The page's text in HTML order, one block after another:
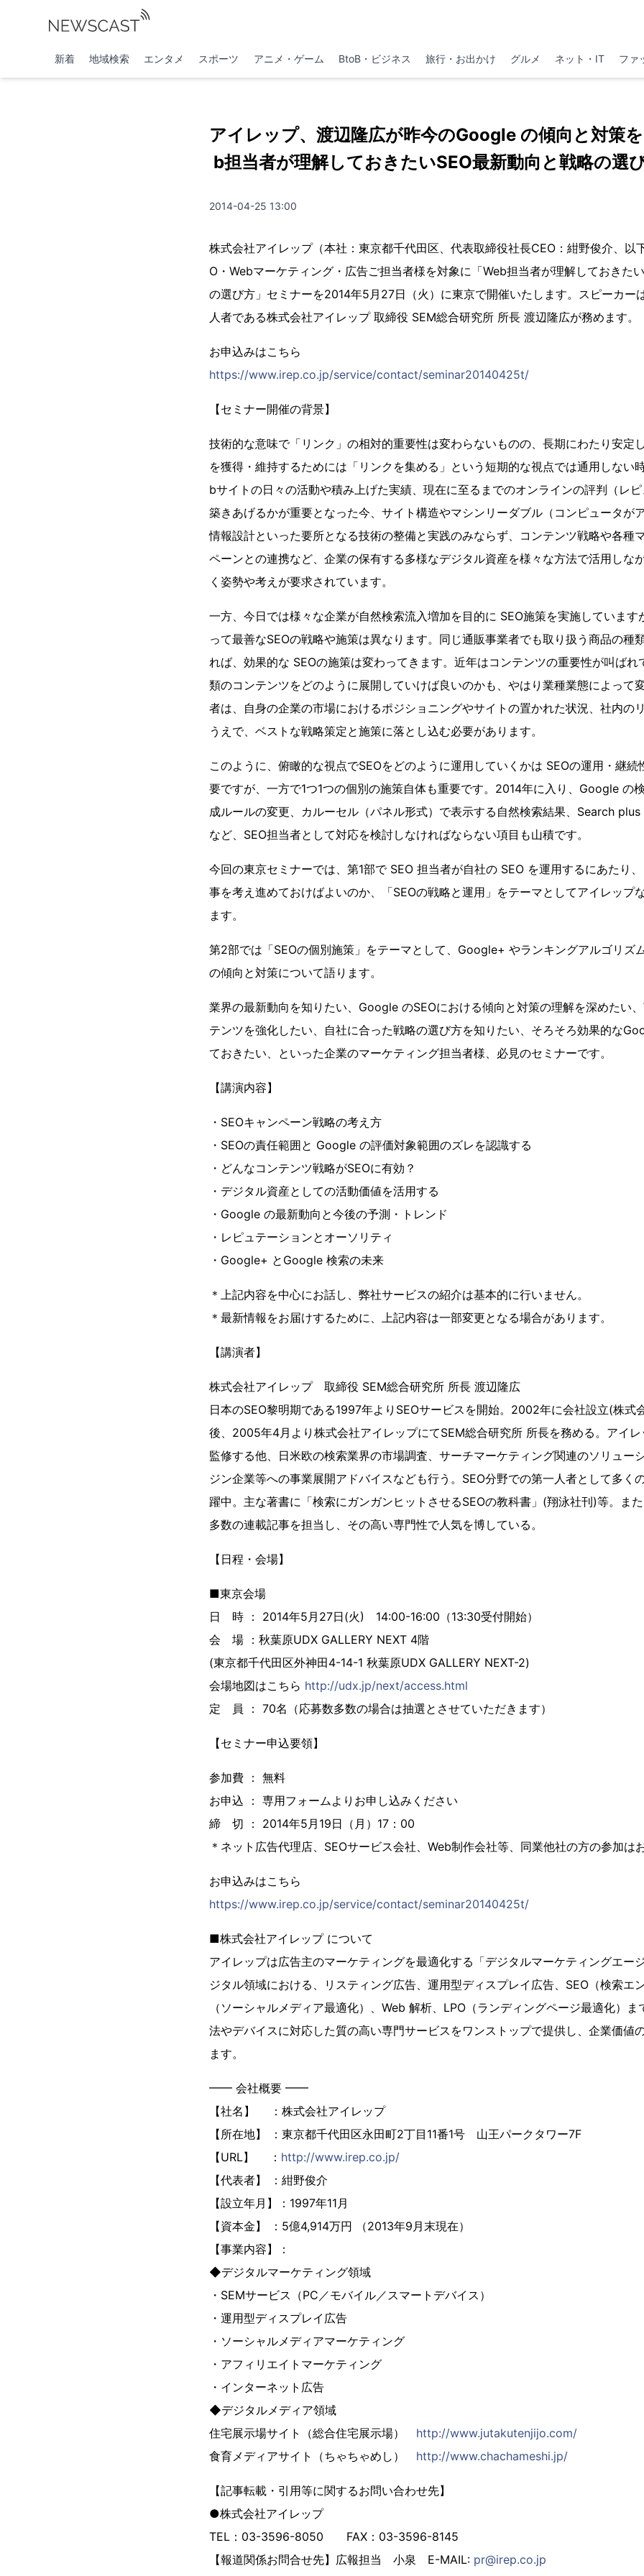
新着 地域検索 エンタメ スポーツ アニメ・ゲーム BtoB・ビジネス 旅行・お出かけ グルメ ネット・IT ファ
アイレップ、渡辺隆広が昨今のGoogle の傾向と対策
b担当者が理解しておきたいSEO最新動向と戦略の選
2014-04-25 13:00
株式会社アイレップ（本社：東京都千代田区、代表取締役社長CEO：紺野俊介、以
O・Webマーケティング・広告ご担当者様を対象に「Web担当者が理解しておきた
の選び方」セミナーを2014年5月27日（火）に東京で開催いたします。スピーカー
人者である株式会社アイレップ 取締役 SEM総合研究所 所長 渡辺隆広が務めます。
お申込みはこちら
https://www.irep.co.jp/service/contact/seminar20140425t/
【セミナー開催の背景】
技術的な意味で「リンク」の相対的重要性は変わらないものの、長期にわたり安定
を獲得・維持するためには「リンクを集める」という短期的な視点では通用しない
bサイトの日々の活動や積み上げた実績、現在に至るまでのオンラインの評判（レ
築きあげるかが重要となった今、サイト構造やマシンリーダブル（コンピュータが
情報設計といった要所となる技術の整備と実践のみならず、コンテンツ戦略や各種
ペーンとの連携など、企業の保有する多様なデジタル資産を様々な方法で活用しな
く姿勢や考えが要求されています。
一方、今日では様々な企業が自然検索流入増加を目的に SEO施策を実施しています
って最善なSEOの戦略や施策は異なります。同じ通販事業者でも取り扱う商品の種
れば、効果的な SEOの施策は変わってきます。近年はコンテンツの重要性が叫ばれ
類のコンテンツをどのように展開していけば良いのかも、やはり業種業態によって
者は、自身の企業の市場におけるポジショニングやサイトの置かれた状況、社内の
うえで、ベストな戦略策定と施策に落とし込む必要があります。
このように、俯瞰的な視点でSEOをどのように運用していくかは SEOの運用・継
要ですが、一方で1つ1つの個別の施策自体も重要です。2014年に入り、Google の
成ルールの変更、カルーセル（パネル形式）で表示する自然検索結果、Search
など、SEO担当者として対応を検討しなければならない項目も山積です。
今回の東京セミナーでは、第1部で SEO 担当者が自社の SEO を運用するにあたり
事を考え進めておけばよいのか、「SEOの戦略と運用」をテーマとしてアイレップ
ます。
第2部では「SEOの個別施策」をテーマとして、Google+ やランキングアルゴリズ
の傾向と対策について語ります。
業界の最新動向を知りたい、Google のSEOにおける傾向と対策の理解を深めたい
テンツを強化したい、自社に合った戦略の選び方を知りたい、そろそろ効果的な
ておきたい、といった企業のマーケティング担当者様、必見のセミナーです。
【講演内容】
・SEOキャンペーン戦略の考え方
・SEOの責任範囲と Google の評価対象範囲のズレを認識する
・どんなコンテンツ戦略がSEOに有効？
・デジタル資産としての活動価値を活用する
・Google の最新動向と今後の予測・トレンド
・レピュテーションとオーソリティ
・Google+ とGoogle 検索の未来
＊上記内容を中心にお話し、弊社サービスの紹介は基本的に行いません。
＊最新情報をお届けするために、上記内容は一部変更となる場合があります。
【講演者】
株式会社アイレップ 取締役 SEM総合研究所 所長 渡辺隆広
日本のSEO黎明期である1997年よりSEOサービスを開始。2002年に会社設立(株式
後、2005年4月より株式会社アイレップにてSEM総合研究所 所長を務める。アイレ
監修する他、日米欧の検索業界の市場調査、サーチマーケティング関連のソリュー
ジン企業等への事業展開アドバイスなども行う。SEO分野での第一人者として多く
躍中。主な著書に「検索にガンガンヒットさせるSEOの教科書」(翔泳社刊)等。ま
多数の連載記事を担当し、その高い専門性で人気を博している。
【日程・会場】
■東京会場
日 時 ： 2014年5月27日(火) 14:00-16:00（13:30受付開始）
会 場 ：秋葉原UDX GALLERY NEXT 4階
(東京都千代田区外神田4-14-1 秋葉原UDX GALLERY NEXT-2)
会場地図はこちら http://udx.jp/next/access.html
定 員 ： 70名（応募数多数の場合は抽選とさせていただきます）
【セミナー申込要領】
参加費 ： 無料
お申込 ： 専用フォームよりお申し込みください
締 切 ： 2014年5月19日（月）17：00
＊ネット広告代理店、SEOサービス会社、Web制作会社等、同業他社の方の参加は
お申込みはこちら
https://www.irep.co.jp/service/contact/seminar20140425t/
■株式会社アイレップ について
アイレップは広告主のマーケティングを最適化する「デジタルマーケティングエー
ジタル領域における、リスティング広告、運用型ディスプレイ広告、SEO（検索エ
（ソーシャルメディア最適化）、Web 解析、LPO（ランディングページ最適化）
法やデバイスに対応した質の高い専門サービスをワンストップで提供し、企業価値
ます。
━━ 会社概要 ━━
【社名】 ：株式会社アイレップ
【所在地】 ：東京都千代田区永田町2丁目11番1号 山王パークタワー7F
【URL】 ： http://www.irep.co.jp/
【代表者】 ：紺野俊介
【設立年月】：1997年11月
【資本金】 ：5億4,914万円 （2013年9月末現在）
【事業内容】：
◆デジタルマーケティング領域
・SEMサービス（PC／モバイル／スマートデバイス）
・運用型ディスプレイ広告
・ソーシャルメディアマーケティング
・アフィリエイトマーケティング
・インターネット広告
◆デジタルメディア領域
住宅展示場サイト（総合住宅展示場） http://www.jutakutenjijo.com/
食育メディアサイト（ちゃちゃめし） http://www.chachameshi.jp/
【記事転載・引用等に関するお問い合わせ先】
●株式会社アイレップ
TEL：03-3596-8050 FAX：03-3596-8145
【報道関係お問合せ先】広報担当 小泉 E-MAIL: pr@irep.co.jp